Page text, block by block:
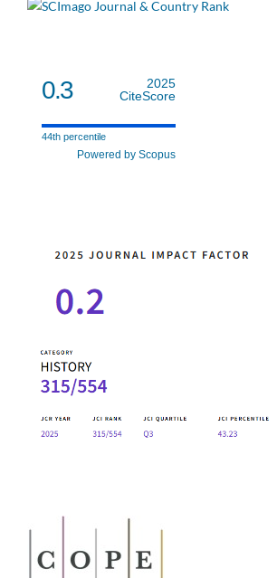
0.3
2025
CiteScore
44th percentile
Powered by Scopus